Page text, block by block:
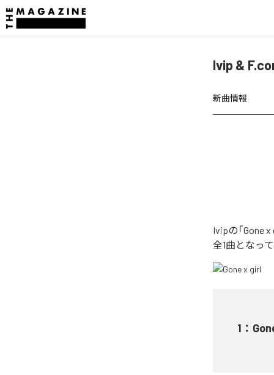
Ivip &
新曲情報
Ivipの「Gone
全1曲となって
1 ：